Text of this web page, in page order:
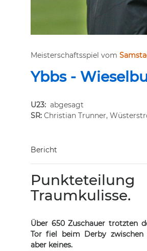
Meisterschaftsspiel vom
Ybbs -
U23: abgesagt
SR: Christian Trunner,
Bericht
Traumkulisse.
Über 650 Zuschauer trotzten
Tor fiel beim Derby zwischen
aber keines.